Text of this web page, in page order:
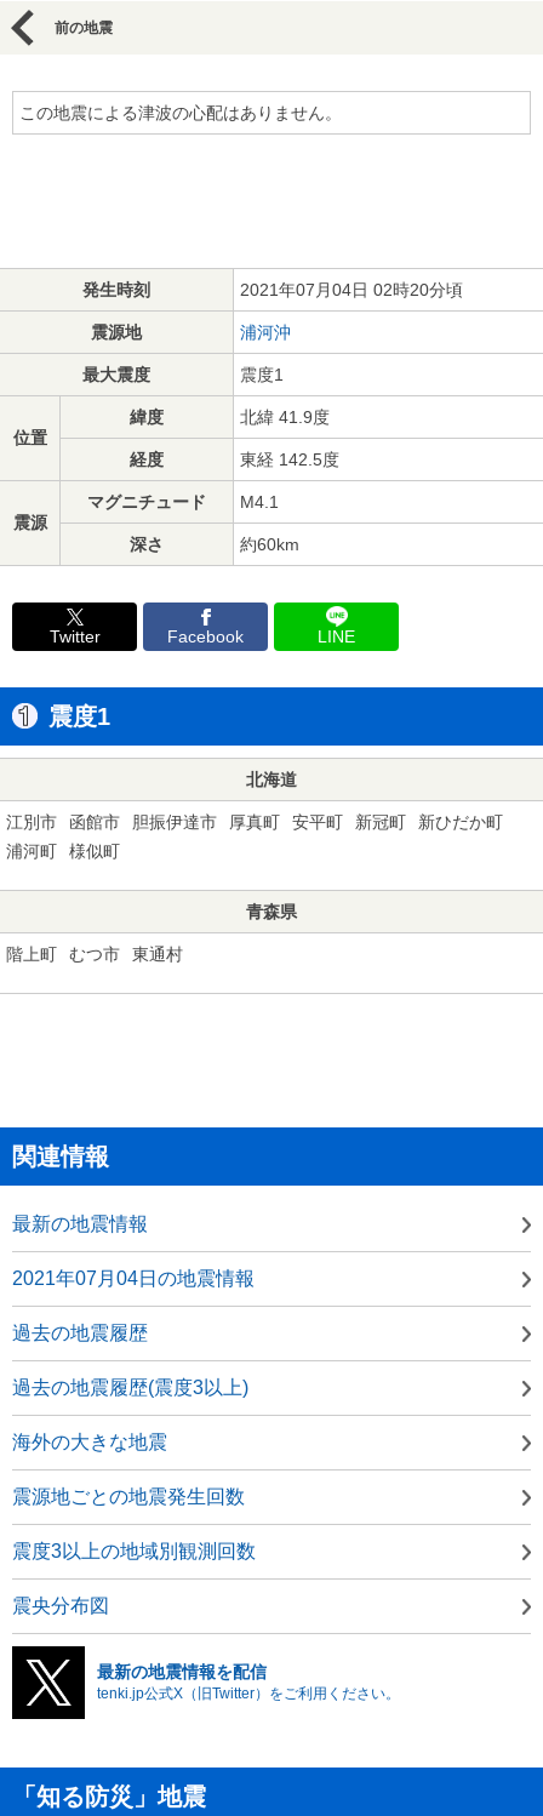
前の地震
この地震による津波の心配はありません。
発生時刻 2021年07月04日 02時20分頃
震源地 浦河沖
最大震度 震度1
位置
緯度 北緯 41.9度
経度 東経 142.5度
震源
マグニチュード M4.1
深さ 約60km
Twitter Facebook LINE
震度1
北海道
江別市 函館市 胆振伊達市 厚真町 安平町 新冠町
新ひだか町
浦河町
様似町
青森県
階上町 むつ市 東通村
関連情報
最新の地震情報
2021年07月04日の地震情報
過去の地震履歴
過去の地震履歴(震度3以上)
海外の大きな地震
震源地ごとの地震発生回数
震度3以上の地域別観測回数
震央分布図
最新の地震情報を配信
tenki.jp公式X（旧Twitter）をご利用ください。
「知る防災」地震